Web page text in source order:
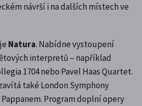
návrší i na dalších místech ve
Natura. Nabídne vystoupení
interpretů – například
1704 nebo Pavel Haas Quartet.
také London Symphony
Program doplní opery